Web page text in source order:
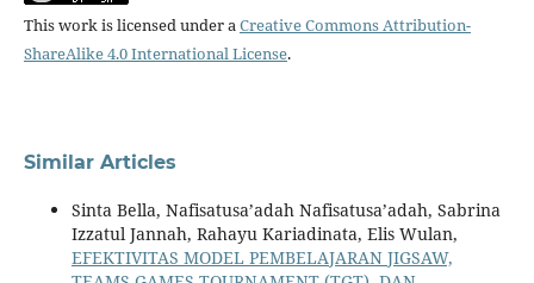
This work is licensed under aCreative Commons Attribution-
ShareAlike 4.0 International License.
Similar Articles
Sinta Bella, Nafisatusa’adah Nafisatusa’adah, Sabrina
Izzatul Jannah, Rahayu Kariadinata, Elis Wulan,
EFEKTIVITAS MODEL PEMBELAJARAN JIGSAW,